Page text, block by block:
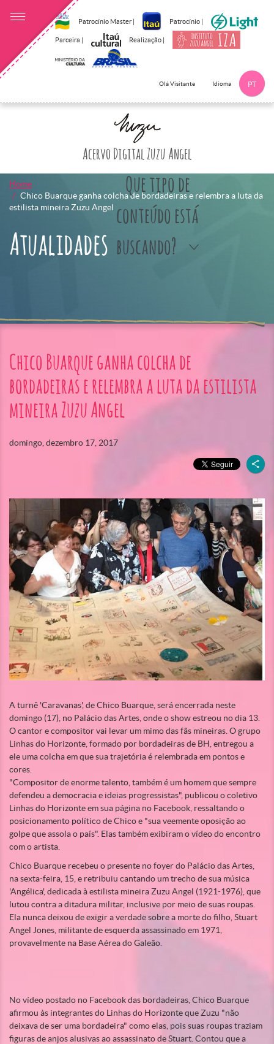
Patrocínio Master | Patrocínio |
Parceira | Realização |
Olá Visitante Idioma PT
Acervo Digital Zuzu Angel
Que tipo de
conteúdo está
buscando?
Home
Chico Buarque ganha colcha de bordadeiras e relembra a luta da
estilista mineira Zuzu Angel
Atualidades
Chico Buarque ganha colcha de
bordadeiras e relembra a luta da estilista
mineira Zuzu Angel
domingo, dezembro 17, 2017
A turnê 'Caravanas', de Chico Buarque, será encerrada neste
domingo (17), no Palácio das Artes, onde o show estreou no dia 13.
O cantor e compositor vai levar um mimo das fãs mineiras. O grupo
Linhas do Horizonte, formado por bordadeiras de BH, entregou a
ele uma colcha em que sua trajetória é relembrada em pontos e
cores.
"Compositor de enorme talento, também é um homem que sempre
defendeu a democracia e ideias progressistas", publicou o coletivo
Linhas do Horizonte em sua página no Facebook, ressaltando o
posicionamento político de Chico e "sua veemente oposição ao
golpe que assola o país". Elas também exibiram o vídeo do encontro
com o artista.
Chico Buarque recebeu o presente no foyer do Palácio das Artes,
na sexta-feira, 15, e retribuiu cantando um trecho de sua música
'Angélica', dedicada à estilista mineira Zuzu Angel (1921-1976), que
lutou contra a ditadura militar, inclusive por meio de suas roupas.
Ela nunca deixou de exigir a verdade sobre a morte do filho, Stuart
Angel Jones, militante de esquerda assassinado em 1971,
provavelmente na Base Aérea do Galeão.
No vídeo postado no Facebook das bordadeiras, Chico Buarque
afirmou às integrantes do Linhas do Horizonte que Zuzu "não
deixava de ser uma bordadeira" como elas, pois suas roupas traziam
figuras de anjos alusivas ao assassinato de Stuart. Contou que a